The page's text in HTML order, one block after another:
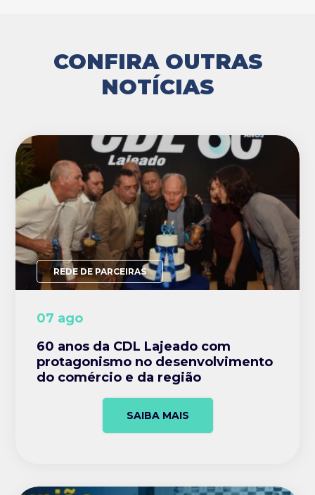
CONFIRA OUTRAS
NOTÍCIAS
REDE DE PARCEIRAS
07 ago
60 anos da CDL Lajeado com
protagonismo no desenvolvimento
do comércio e da região
SAIBA MAIS